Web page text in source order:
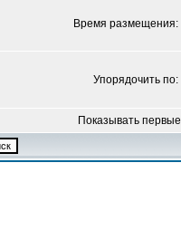
Время размещения:
Упорядочить по:
Показывать первые